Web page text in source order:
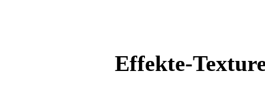
Effekte-